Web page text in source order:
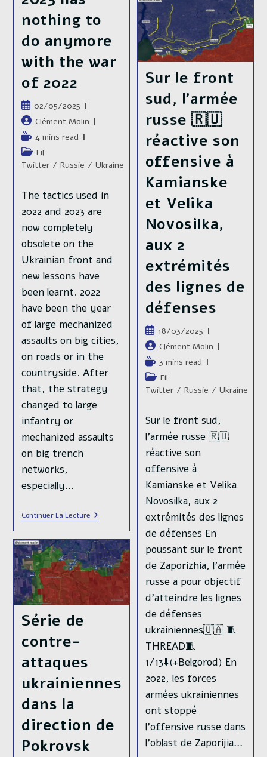
Guerre
En
Ukraine
–
Chapitre
2
De
Situation
(mai-
Novembre
2022)
nothing to
do anymore
with the war
of 2022
Publication
publiée :
02/05/2025
Auteur/autrice
de
la
publication :
Clément Molin
Temps
de
lecture :
4 mins read
Post
category:
Fil
Twitter / Russie / Ukraine
The tactics used in
2022 and 2023 are
now completely
obsolete on the
Ukrainian front and
new lessons have
been learnt. 2022
have been the year
of large mechanized
assaults on big cities,
on roads or in the
countryside. After
that, the strategy
changed to large
infantry or
mechanized assaults
on big trench
networks,
especially…
Continuer La LectureThe
War
🇺🇦/
🇷🇺
Of
2025
Has
Nothing
To
Do
Sur le front
sud, l’armée
russe 🇷🇺
réactive son
offensive à
Kamianske
et Velika
Novosilka,
aux 2
extrémités
des lignes de
défenses
Publication
publiée :
18/03/2025
Auteur/autrice
de
la
publication :
Clément Molin
Temps
de
lecture :
3 mins read
Post
category:
Fil
Twitter / Russie / Ukraine
Sur le front sud,
l'armée russe 🇷🇺
réactive son
offensive à
Kamianske et Velika
Novosilka, aux 2
extrémités des lignes
de défenses En
poussant sur le front
de Zaporizhia, l'armée
russe a pour objectif
d'atteindre les lignes
de défenses
ukrainiennes🇺🇦 🧵
THREAD🧵
1/13⬇️(+Belgorod) En
2022, les forces
armées ukrainiennes
ont stoppé
l'offensive russe dans
l'oblast de Zaporijia…
Série de
contre-
attaques
ukrainiennes
dans la
direction de
Pokrovsk